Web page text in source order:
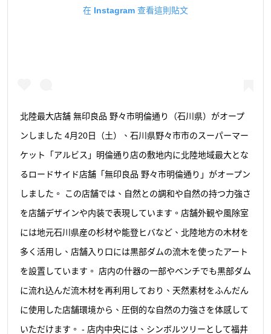
在 Instagram 查看這則貼文
北陸最大店舗 無印良品 野々市明倫通り（石川県）がオープ
ンしました 4月20日（土）、石川県野々市市のスーパーマー
ケット「アルビス」明倫通り店の敷地内に北陸地域最大とな
るロードサイド店舗「無印良品 野々市明倫通り」がオープン
しました。 この店舗では、自然との調和や自然の持つ力強さ
を店舗デザインや内装で表現しています。店舗外観や風除室
には地元石川県産の杉材や能登ヒバなど、北陸地方の木材を
多く活用し、店舗入り口には黒部ダムの流木を使ったアート
を設置しています。 店内の什器の一部やベンチでも黒部ダム
に流れ込んだ流木材を再利用しており、天然素材をふんだん
に使用した店舗環境から、圧倒的な自然の力強さを体感して
いただけます。 - 店内中央には、シンボルツリーとして福井